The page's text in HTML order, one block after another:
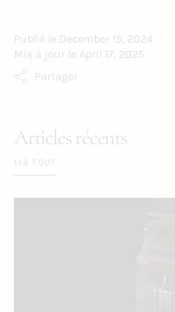
Publié le December 15, 2024
Mis à jour le April 17, 2025
Partager
Articles récents
LIS TOUT